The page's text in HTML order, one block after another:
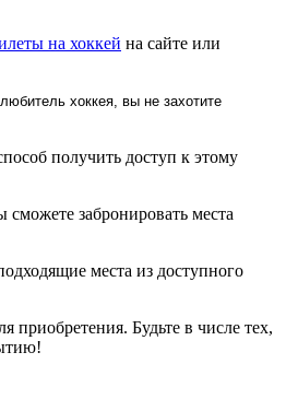
на хоккей на сайте или
хоккея, вы не захотите
получить доступ к этому
забронировать места
места из доступного
Будьте в числе тех,